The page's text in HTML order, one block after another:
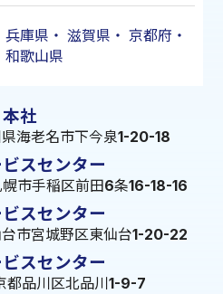
兵庫県 ・ 滋賀県 ・ 京都府 ・
和歌山県
本社
海老名市下今泉1-20-18
スセンター
市手稲区前田6条16-18-16
スセンター
市宮城野区東仙台1-20-22
スセンター
都品川区北品川1-9-7